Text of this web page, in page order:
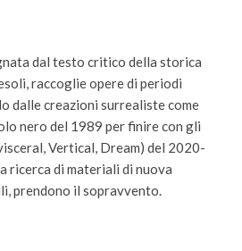
dal testo critico della storica
raccoglie opere di periodi
dalle creazioni surrealiste come
nero del 1989 per finire con gli
Vertical, Dream) del 2020-
ricerca di materiali di nuova
prendono il sopravvento.